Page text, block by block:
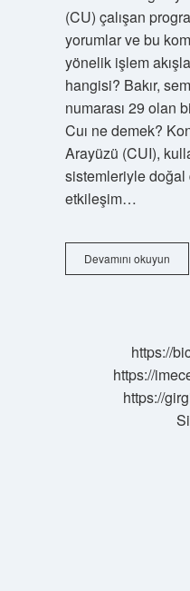
(CU) çalışan
yorumlar ve bu
yönelik işlem
hangisi? Bakır,
numarası 29 olan
Cuı ne demek?
Arayüzü (CUI),
sistemleriyle
etkileşim…
Devamını okuyunCu
Olayı
https://
https://
https://